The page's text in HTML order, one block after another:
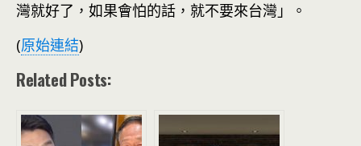
灣就好了，如果會怕的話，就不要來台灣」。
(原始連結)
Related Posts: